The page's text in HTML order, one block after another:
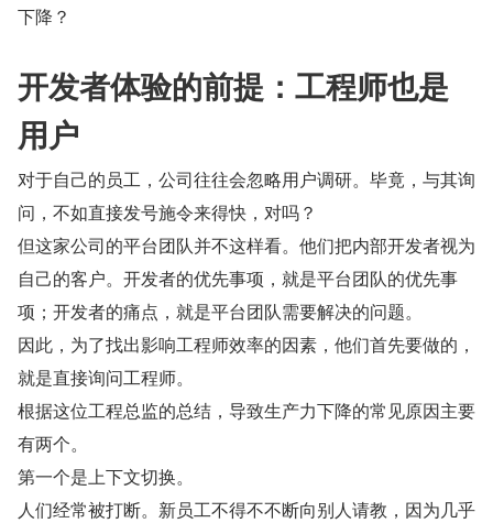
下降？
开发者体验的前提：工程师也是
用户
对于自己的员工，公司往往会忽略用户调研。毕竟，与其询
问，不如直接发号施令来得快，对吗？
但这家公司的平台团队并不这样看。他们把内部开发者视为
自己的客户。开发者的优先事项，就是平台团队的优先事
项；开发者的痛点，就是平台团队需要解决的问题。
因此，为了找出影响工程师效率的因素，他们首先要做的，
就是直接询问工程师。
根据这位工程总监的总结，导致生产力下降的常见原因主要
有两个。
第一个是上下文切换。
人们经常被打断。新员工不得不不断向别人请教，因为几乎